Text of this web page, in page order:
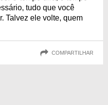
tudo que você
Talvez ele volte, quem
COMPARTILHAR